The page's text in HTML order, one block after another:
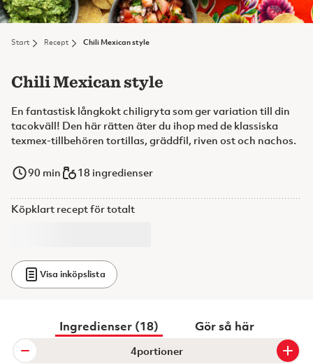
Start Recept Chili Mexican style
Chili Mexican style
En fantastisk långkokt chiligryta som ger variation till din
tacokväll! Den här rätten äter du ihop med de klassiska
texmex-tillbehören tortillas, gräddfil, riven ost och nachos.
90 min 18 ingredienser
Köpklart recept för totalt
Visa inköpslista
Ingredienser (18) Gör så här
portioner